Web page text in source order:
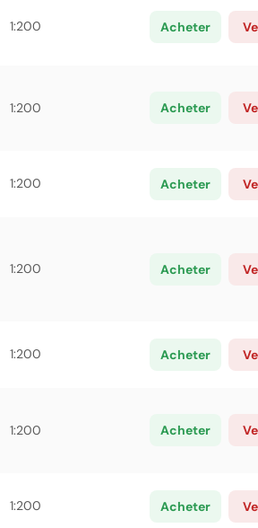
1:200 Acheter
1:200 Acheter
1:200 Acheter
1:200 Acheter
1:200 Acheter
1:200 Acheter
1:200 Acheter